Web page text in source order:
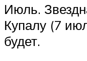
Июль.
Купалу (7
будет.